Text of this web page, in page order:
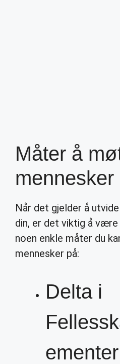
Måter å
mennesker
Når det gjelder å
din, er det viktig å
noen enkle måter du
mennesker på:
Delta i